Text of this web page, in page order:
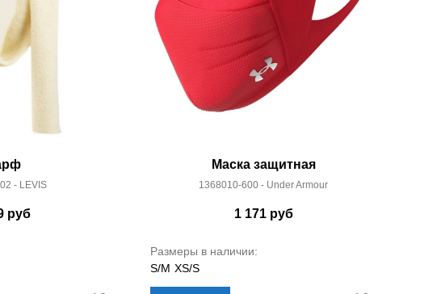
- LEVIS
руб
Маска защитная
1368010-600 - Under Armour
1 171руб
Размеры в наличии:
S/M XS/S